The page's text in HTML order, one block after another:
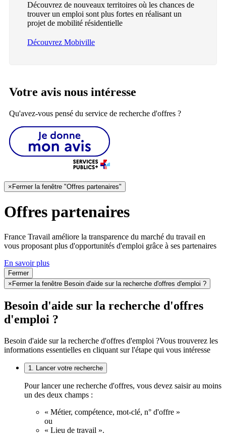
Découvrez de nouveaux territoires où les chances de
trouver un emploi sont plus fortes en réalisant un
projet de mobilité résidentielle
Découvrez Mobiville
Votre avis nous intéresse
Qu'avez-vous pensé du service de recherche d'offres ?
× Fermer la fenêtre "Offres partenaires"
Offres partenaires
France Travail améliore la transparence du marché du travail en
vous proposant plus d'opportunités d'emploi grâce à ses partenaires
En savoir plus
Fermer
× Fermer la fenêtre Besoin d'aide sur la recherche d'offres d'emploi ?
Besoin d'aide sur la recherche d'offres
d'emploi ?
Besoin d'aide sur la recherche d'offres d'emploi ?Vous trouverez les
informations essentielles en cliquant sur l'étape qui vous intéresse
1. Lancer votre recherche
Pour lancer une recherche d'offres, vous devez saisir au moins
un des deux champs :
« Métier, compétence, mot-clé, n° d'offre »
ou
« Lieu de travail ».